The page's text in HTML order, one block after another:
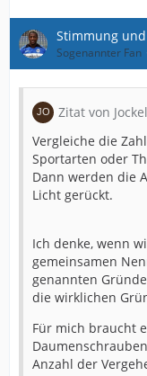
Stimmung
Sogenannter Fan
Zitat von Jockel
Vergleiche die
Sportarten oder
Dann werden die
Licht gerückt.
Ich denke, wenn
gemeinsamen
genannten
die wirklichen
Für mich braucht
Anzahl der